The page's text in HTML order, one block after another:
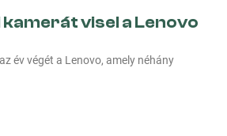
visel a Lenovo
év végét a Lenovo, amely néhány